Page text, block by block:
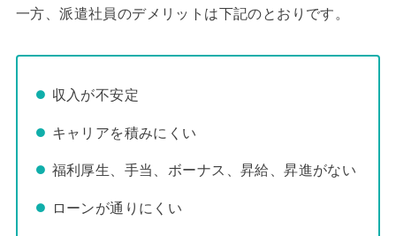
一方、派遣社員のデメリットは下記のとおりです。
収入が不安定
キャリアを積みにくい
福利厚生、手当、ボーナス、昇給、昇進がない
ローンが通りにくい